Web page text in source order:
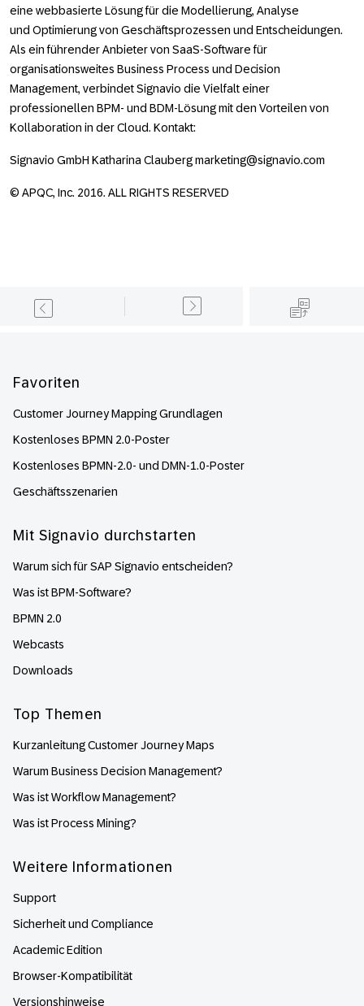
eine webbasierte Lösung für die Modellierung, Analyse
und Optimierung von Geschäftsprozessen und Entscheidungen.
Als ein führender Anbieter von SaaS-Software für
organisationsweites Business Process und Decision
Management, verbindet Signavio die Vielfalt einer
professionellen BPM- und BDM-Lösung mit den Vorteilen von
Kollaboration in der Cloud. Kontakt:
Signavio GmbH Katharina Clauberg marketing@signavio.com
© APQC, Inc. 2016. ALL RIGHTS RESERVED
Favoriten
Customer Journey Mapping Grundlagen
Kostenloses BPMN 2.0-Poster
Kostenloses BPMN-2.0- und DMN-1.0-Poster
Geschäftsszenarien
Mit Signavio durchstarten
Warum sich für SAP Signavio entscheiden?
Was ist BPM-Software?
BPMN 2.0
Webcasts
Downloads
Top Themen
Kurzanleitung Customer Journey Maps
Warum Business Decision Management?
Was ist Workflow Management?
Was ist Process Mining?
Weitere Informationen
Support
Sicherheit und Compliance
Academic Edition
Browser-Kompatibilität
Versionshinweise